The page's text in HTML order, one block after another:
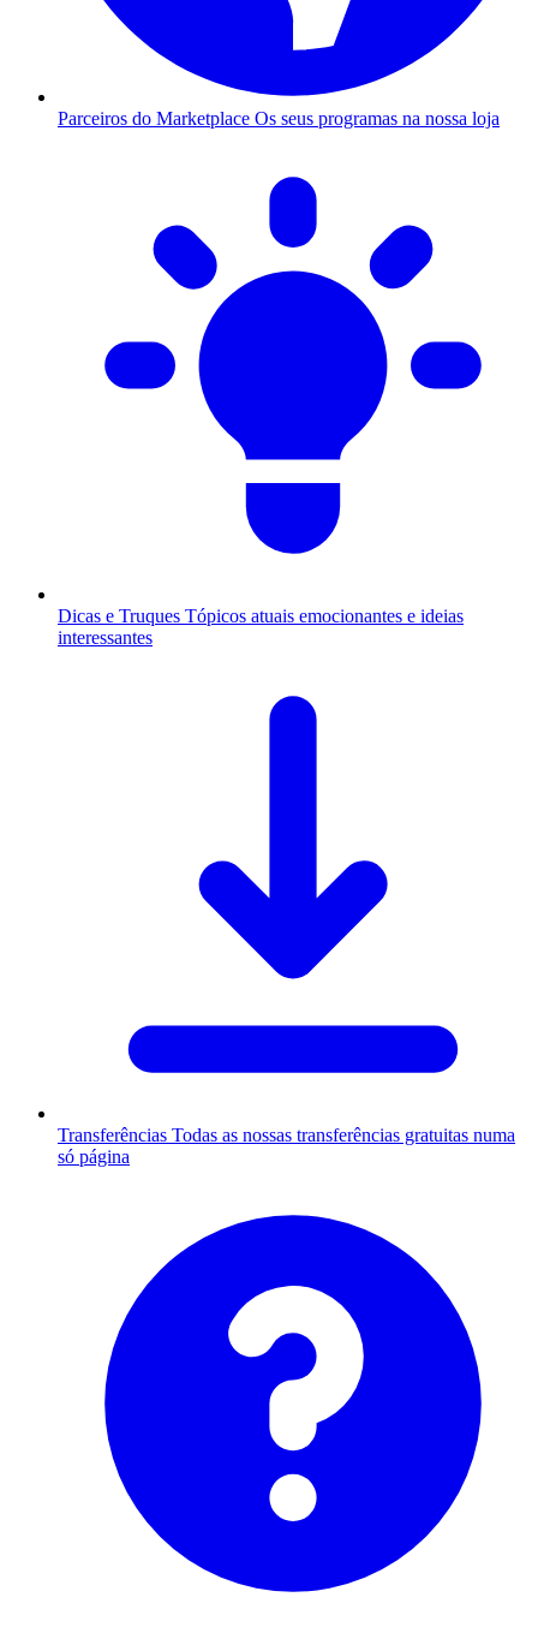
Parceiros do Marketplace Os seus programas na nossa loja
Dicas e Truques Tópicos atuais emocionantes e ideias
interessantes
Transferências Todas as nossas transferências gratuitas numa
só página